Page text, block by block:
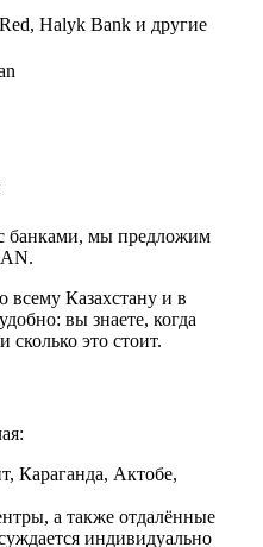
Halyk Bank и другие
банками, мы предложим
всему Казахстану и в
вы знаете, когда
сколько это стоит.
Караганда, Актобе,
а также отдалённые
индивидуально